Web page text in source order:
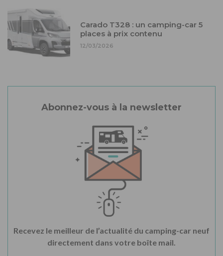
Carado T328 : un camping-car 5
places à prix contenu
12/03/2026
Abonnez-vous à la newsletter
Recevez le meilleur de l’actualité du camping-car neuf
directement dans votre boîte mail.